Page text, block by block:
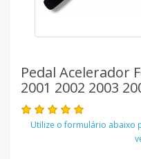
Pedal Acelerador
2001 2002 2003
Utilize o formulário abaixo